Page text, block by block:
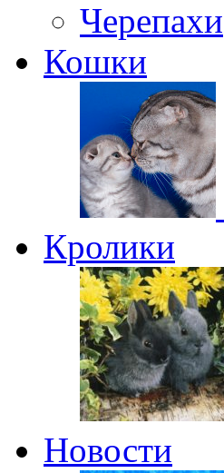
Черепахи
Кошки
Кролики
Новости